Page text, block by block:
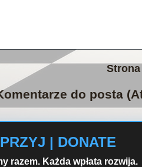
Strona
do posta
| DONATE
razem. Każda wpłata rozwija.